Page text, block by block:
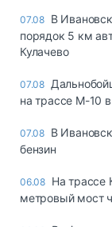
07.08 В
порядок 5 км
Кулачево
07.08
на трассе М-10
07.08 В
бензин
06.08 На трассе
метровый мост